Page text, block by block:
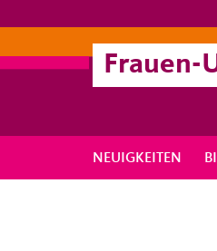
Frauen-
NEUIGKEITEN